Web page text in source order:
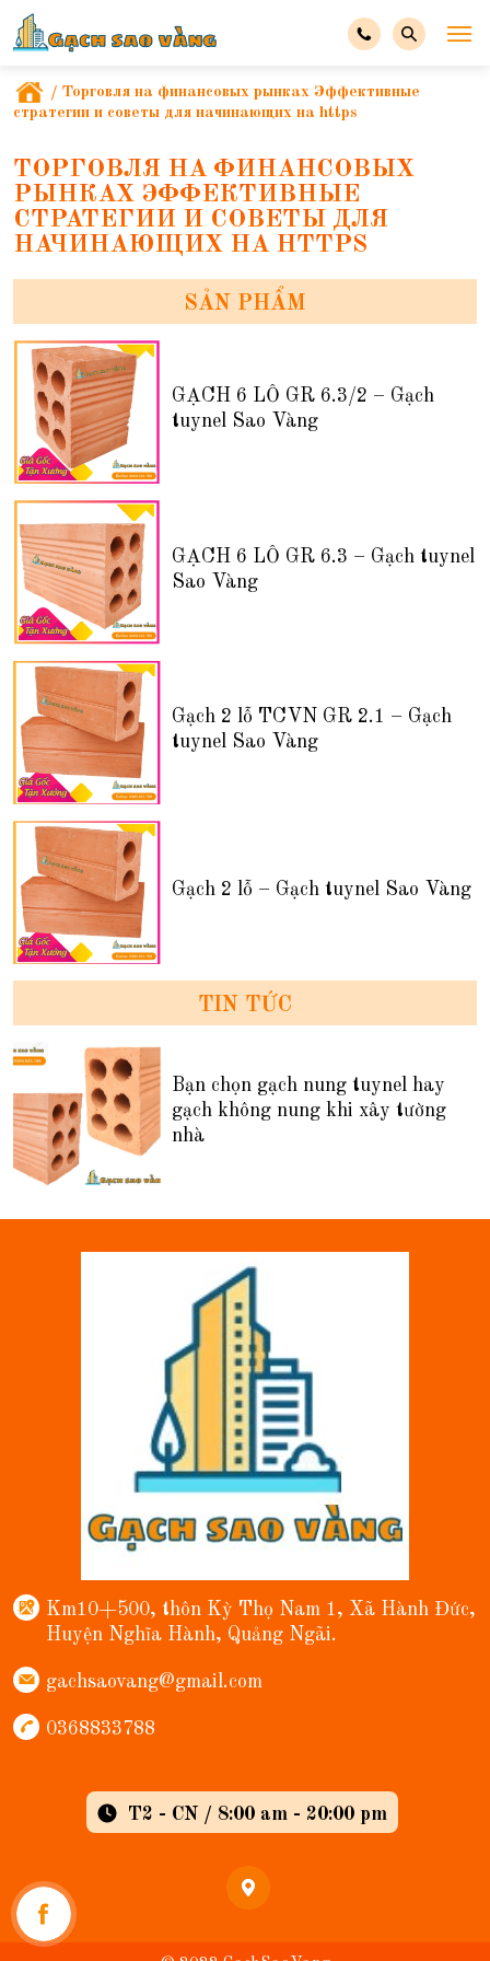
/ Торговля на финансовых рынках Эффективные
стратегии и советы для начинающих на https
ТОРГОВЛЯ НА ФИНАНСОВЫХ
РЫНКАХ ЭФФЕКТИВНЫЕ
СТРАТЕГИИ И СОВЕТЫ ДЛЯ
НАЧИНАЮЩИХ НА HTTPS
SẢN PHẨM
GẠCH 6 LỖ GR 6.3/2 – Gạch
tuynel Sao Vàng
GẠCH 6 LỖ GR 6.3 – Gạch tuynel
Sao Vàng
Gạch 2 lỗ TCVN GR 2.1 – Gạch
tuynel Sao Vàng
Gạch 2 lỗ – Gạch tuynel Sao Vàng
TIN TỨC
Bạn chọn gạch nung tuynel hay
gạch không nung khi xây tường
nhà
Km10+500, thôn Kỳ Thọ Nam 1, Xã Hành Đức,
Huyện Nghĩa Hành, Quảng Ngãi.
gachsaovang@gmail.com
0368833788
T2 - CN / 8:00 am - 20:00 pm